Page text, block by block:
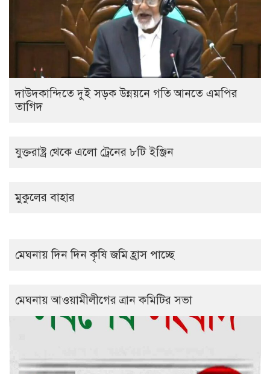
দাউদকান্দিতে দুই সড়ক উন্নয়নে গতি আনতে এমপির
তাগিদ
যুক্তরাষ্ট্র থেকে এলো ট্রেনের ৮টি ইঞ্জিন
মুকুলের বাহার
মেঘনায় দিন দিন কৃষি জমি হ্রাস পাচ্ছে
মেঘনায় আওয়ামীলীগের ত্রান কমিটির সভা